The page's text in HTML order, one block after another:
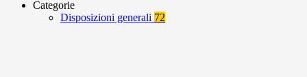
Categorie
Disposizioni generali 72